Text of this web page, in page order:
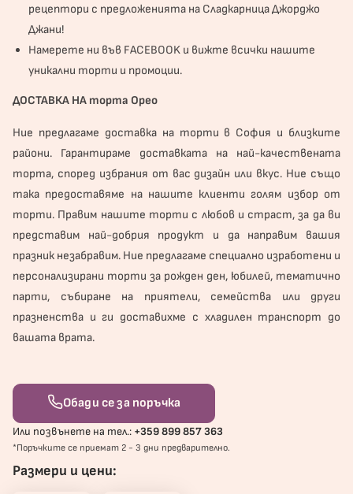
рецептори с предложенията на Сладкарница Джорджо
Джани!
Намерете ни във FACEBOOK и вижте всички нашите
уникални торти и промоции.
ДОСТАВКА НА торта Орео
Ние предлагаме доставка на торти в София и близките
райони. Гарантираме доставката на най-качествената
торта, според избрания от вас дизайн или вкус. Ние също
така предоставяме на нашите клиенти голям избор от
торти. Правим нашите торти с любов и страст, за да ви
представим най-добрия продукт и да направим вашия
празник незабравим. Ние предлагаме специално изработени и
персонализирани торти за рожден ден, юбилей, тематично
парти, събиране на приятели, семейства или други
празненства и ги доставихме с хладилен транспорт до
вашата врата.
Обади се за поръчка
Или позвънете на тел.: +359 899 857 363
*Поръчките се приемат 2 - 3 дни предварително.
Размери и цени: